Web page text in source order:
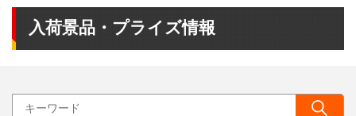
入荷景品・プライズ情報